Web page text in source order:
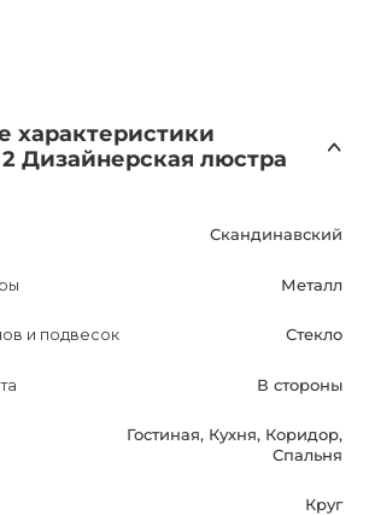
под свои предпочтения и
отличается стойкостью и
гарантии на 12 месяцев. Она
и имеет влагозащиту IP20,
ее безопасное использование внутри
которое обязательно улучшит вашу
внимания благодаря этой
в пользу MOLECULES 2 и
характеристики
2 Дизайнерская люстра
Скандинавский
Металл
и подвесок Стекло
В стороны
Гостиная, Кухня, Коридор,
Спальня
Круг